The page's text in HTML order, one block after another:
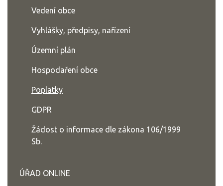
Vedení obce
Vyhlášky, předpisy, nařízení
Územní plán
Hospodaření obce
Poplatky
GDPR
Žádost o informace dle zákona 106/1999
Sb.
ÚŘAD ONLINE